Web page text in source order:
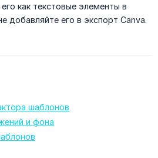
как текстовые элементы в
добавляйте его в экспорт Canva.
шаблонов
и фона